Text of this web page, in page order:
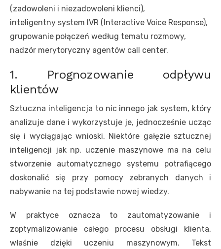
(zadowoleni i niezadowoleni klienci),
inteligentny system IVR (Interactive Voice Response),
grupowanie połączeń według tematu rozmowy,
nadzór merytoryczny agentów call center.
1. Prognozowanie odpływu
klientów
Sztuczna inteligencja to nic innego jak system, który
analizuje dane i wykorzystuje je, jednocześnie ucząc
się i wyciągając wnioski. Niektóre gałęzie sztucznej
inteligencji jak np. uczenie maszynowe ma na celu
stworzenie automatycznego systemu potrafiącego
doskonalić się przy pomocy zebranych danych i
nabywanie na tej podstawie nowej wiedzy.
W praktyce oznacza to zautomatyzowanie i
zoptymalizowanie całego procesu obsługi klienta,
właśnie dzięki uczeniu maszynowym. Tekst